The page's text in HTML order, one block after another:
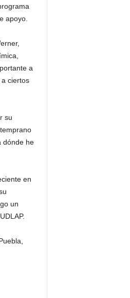
apoyo.
a
ciertos
su
dónde he
en
un